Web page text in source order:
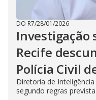
DO R7/28/01/2026
Investigação
Recife
Polícia Civil
Diretoria de
segundo regras